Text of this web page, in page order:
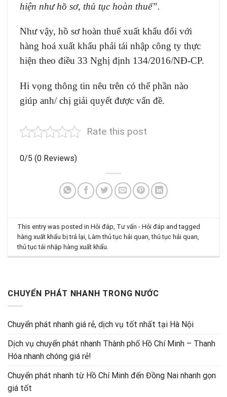
hiện như hồ sơ, thủ tục hoàn thuế”.
Như vậy, hồ sơ hoàn thuế xuất khẩu đối với
hàng hoá xuất khẩu phải tái nhập công ty thực
hiện theo điều 33 Nghị định 134/2016/NĐ-CP.
Hi vọng thông tin nêu trên có thể phần nào
giúp anh/ chị giải quyết được vấn đề.
Rate this post
0/5 (0 Reviews)
This entry was posted inHỏi đáp Tư vấn - Hỏi đáp and tagged
hàng xuất khẩu bị trả lại ,Làm thủ tục hải quan ,thủ tục hải quan
thủ tục tái nhập hàng xuất khẩu
CHUYỂN PHÁT NHANH TRONG NƯỚC
Chuyển phát nhanh giá rẻ, dịch vụ tốt nhất tại Hà Nội
Dịch vụ chuyển phát nhanh Thành phố Hồ Chí Minh – Thanh
Hóa nhanh chóng giá rẻ!
Chuyển phát nhanh từ Hồ Chí Minh đến Đồng Nai nhanh gọn
giá tốt